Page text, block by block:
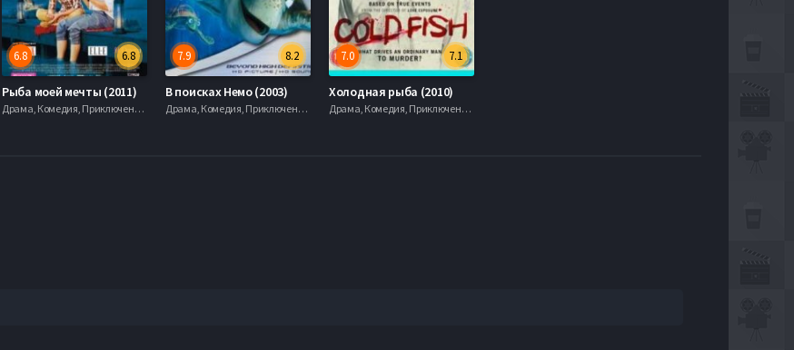
6.8
6.8
Рыба моей мечты (2011)
Драма, Комедия, Приключения, Фэнтези, 2003
8.2
7.9
В поисках Немо (2003)
Драма, Комедия, Приключения, Фэнтези, 2003
7.1
7.0
Холодная рыба (2010)
Драма, Комедия, Приключения, Фэнтези, 2003